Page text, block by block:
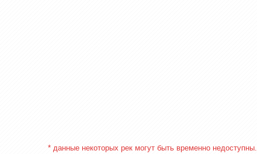
* данные некоторых рек могут быть временно недоступны.